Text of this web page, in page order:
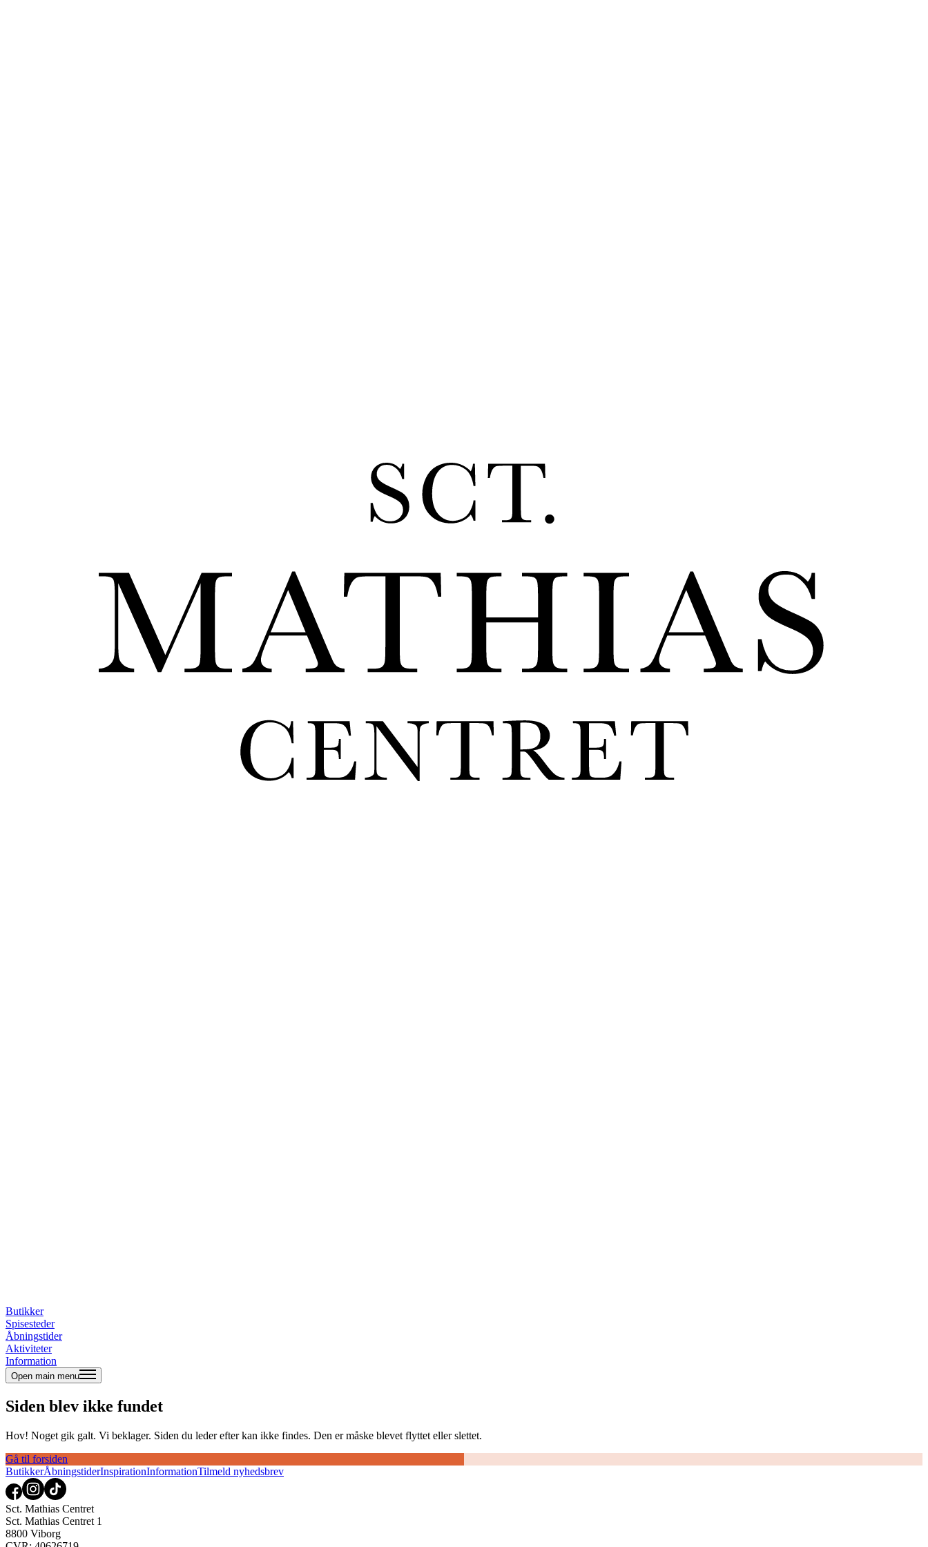
Butikker
Spisesteder
Åbningstider
Aktiviteter
Information
Open main menu
Siden blev ikke fundet
Hov! Noget gik galt. Vi beklager. Siden du leder efter kan ikke findes. Den er måske blevet flyttet eller slettet.
Gå til forsiden
ButikkerÅbningstiderInspirationInformationTilmeld nyhedsbrev
Sct. Mathias Centret
Sct. Mathias Centret 1
8800 Viborg